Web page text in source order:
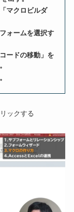
マクロビルダ
ォームを選択す
ードの移動」を
ックする